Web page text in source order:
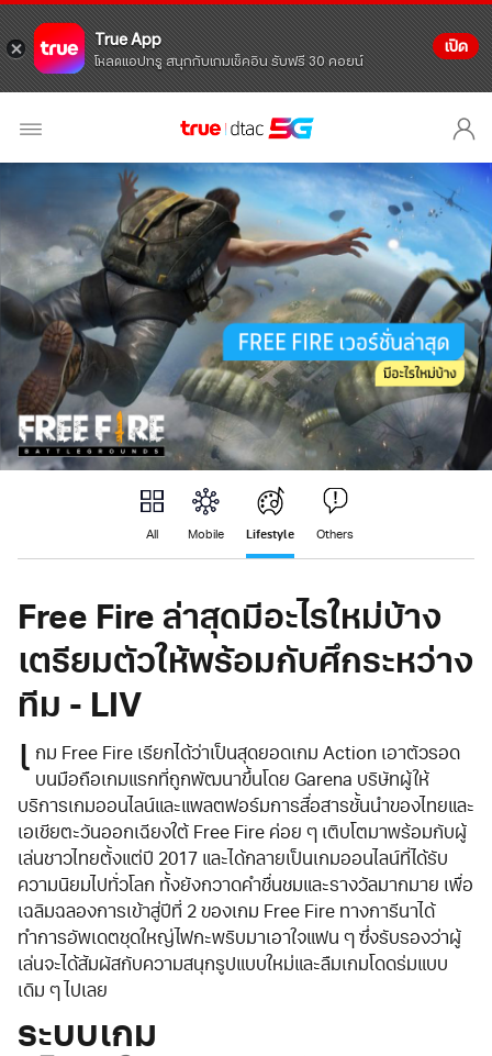
True App
โหลดแอปทรู สนุกกับเกมเช็คอิน รับฟรี 30 คอยน์
เปิด
All Mobile Lifestyle Others
Free Fire ล่าสุดมีอะไรใหม่บ้าง
เตรียมตัวให้พร้อมกับศึกระหว่าง
ทีม - LIV
เ กม Free Fire เรียกได้ว่าเป็นสุดยอดเกม Action เอาตัวรอด
บนมือถือเกมแรกที่ถูกพัฒนาขึ้นโดย Garena บริษัทผู้ให้
บริการเกมออนไลน์และแพลตฟอร์มการสื่อสารชั้นนำของไทยและ
เอเชียตะวันออกเฉียงใต้ Free Fire ค่อย ๆ เติบโตมาพร้อมกับผู้
เล่นชาวไทยตั้งแต่ปี 2017 และได้กลายเป็นเกมออนไลน์ที่ได้รับ
ความนิยมไปทั่วโลก ทั้งยังกวาดคำชื่นชมและรางวัลมากมาย เพื่อ
เฉลิมฉลองการเข้าสู่ปีที่ 2 ของเกม Free Fire ทางการีนาได้
ทำการอัพเดตชุดใหญ่ไฟกะพริบมาเอาใจแฟน ๆ ซึ่งรับรองว่าผู้
เล่นจะได้สัมผัสกับความสนุกรูปแบบใหม่และลืมเกมโดดร่มแบบ
เดิม ๆ ไปเลย
ระบบเกม